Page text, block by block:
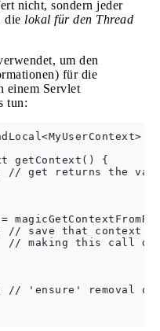
nicht, sondern jeder
die lokal für den Thread
um den
für die
einem Servlet
tun:
getContext() {
// get returns the
// save that context
// making this call
// 'ensure' removal